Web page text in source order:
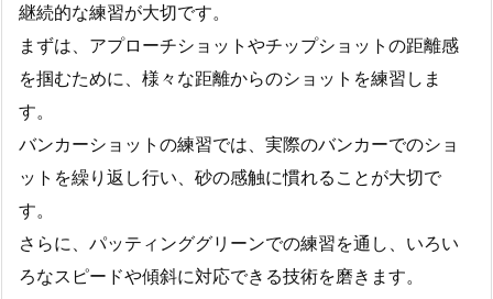
継続的な練習が大切です。
まずは、アプローチショットやチップショットの距離感
を掴むために、様々な距離からのショットを練習しま
す。
バンカーショットの練習では、実際のバンカーでのショ
ットを繰り返し行い、砂の感触に慣れることが大切で
す。
さらに、パッティンググリーンでの練習を通し、いろい
ろなスピードや傾斜に対応できる技術を磨きます。